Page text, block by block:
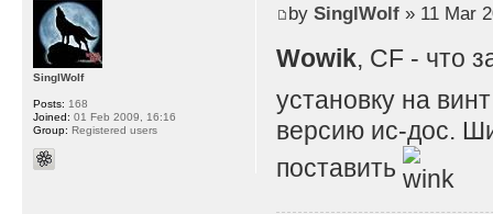
by SinglWolf» 11 Mar
Wowik, CF - что
установку на
версию ис-дос.
поставить
SinglWolf
Posts: 168
Joined: 01 Feb 2009, 16:16
Group: Registered users